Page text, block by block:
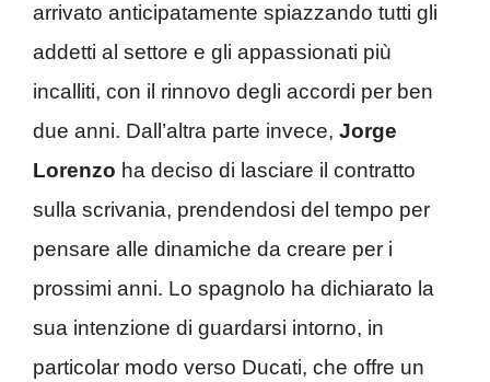
arrivato anticipatamente spiazzando tutti gli
addetti al settore e gli appassionati più
incalliti, con il rinnovo degli accordi per ben
due anni. Dall’altra parte invece, Jorge
Lorenzo ha deciso di lasciare il contratto
sulla scrivania, prendendosi del tempo per
pensare alle dinamiche da creare per i
prossimi anni. Lo spagnolo ha dichiarato la
sua intenzione di guardarsi intorno, in
particolar modo verso Ducati, che offre un